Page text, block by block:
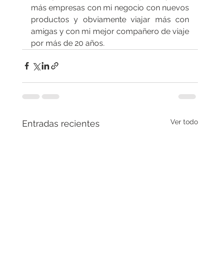
más empresas con mi negocio con nuevos
productos y obviamente viajar más con
amigas y con mi mejor compañero de viaje
por más de 20 años.
Entradas recientes Ver todo